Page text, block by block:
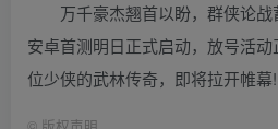
万千豪杰翘首以盼，群侠论战
安卓首测明日正式启动，放号活
位少侠的武林传奇，即将拉开帷幕!